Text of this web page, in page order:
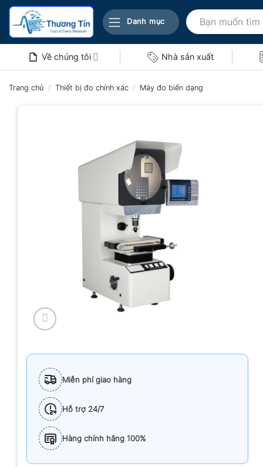
Bỏ
nội
Danh mục
Tìm
kiếm:
Về chúng tôi Nhà sản xuất
Trang chủ / Thiết bị đo chính xác / Máy đo biến dạng
Miễn phí giao hàng
Hỗ trợ 24/7
Hàng chính hãng 100%